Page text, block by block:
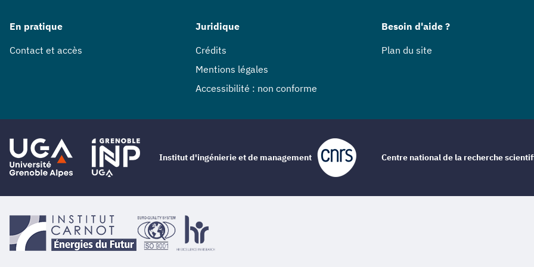
En pratique
Contact et accès
Juridique
Crédits
Mentions légales
Accessibilité : non conforme
Besoin d'aide ?
Plan du site
Institut d'ingénierie et de management Centre national de la recherche